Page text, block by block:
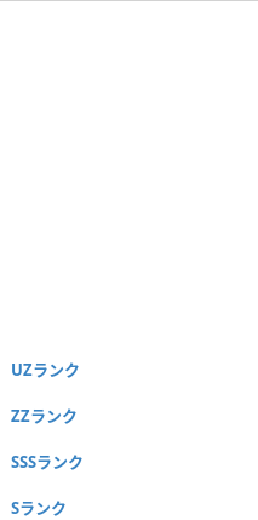
UZランク
ZZランク
SSSランク
Sランク